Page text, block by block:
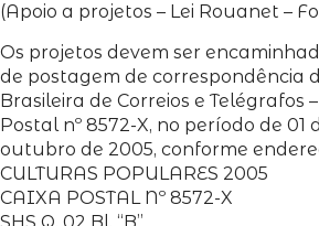
(Apoio a projetos – Lei Rouanet –
Os projetos devem ser
de postagem de correspondência
Brasileira de Correios e Telégrafos
Postal nº 8572-X, no período de 01
outubro de 2005, conforme
CULTURAS POPULARES 2005
CAIXA POSTAL Nº 8572-X
SHS Q. 02 Bl. “B”